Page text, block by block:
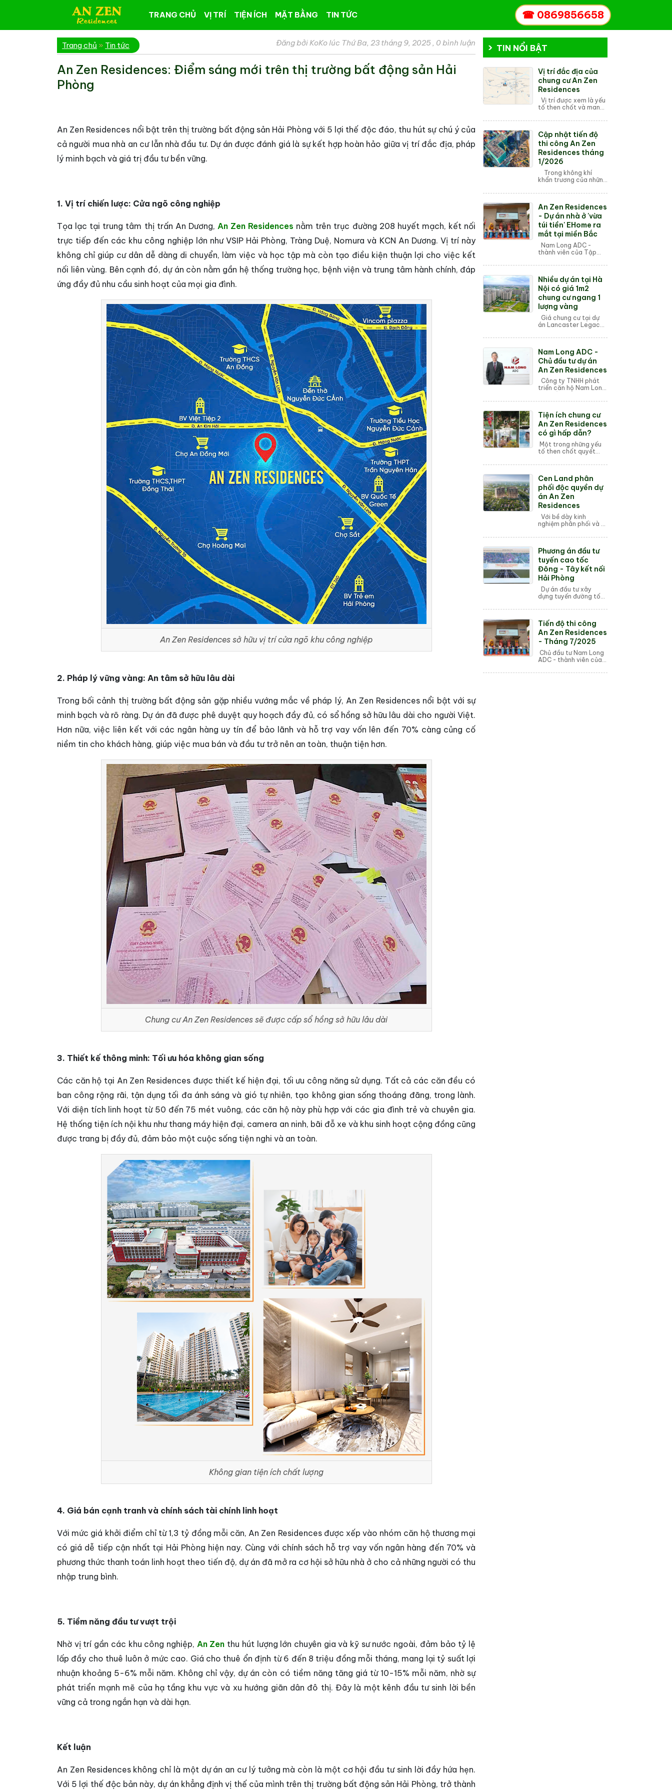
TRANG CHỦ VỊ TRÍ TIỆN ÍCH MẶT BẰNG TIN TỨC ☎ 0869856658
Trang chủ » Tin tức Đăng bởi KoKo lúc Thứ Ba, 23 tháng 9, 2025, 0 bình luận
An Zen Residences: Điểm sáng mới trên thị trường bất động sản Hải
Phòng
An Zen Residences nổi bật trên thị trường bất động sản Hải Phòng với 5 lợi thế độc đáo, thu hút sự chú ý của
cả người mua nhà an cư lẫn nhà đầu tư. Dự án được đánh giá là sự kết hợp hoàn hảo giữa vị trí đắc địa, pháp
lý minh bạch và giá trị đầu tư bền vững.
1. Vị trí chiến lược: Cửa ngõ công nghiệp
Tọa lạc tại trung tâm thị trấn An Dương, An Zen Residences nằm trên trục đường 208 huyết mạch, kết nối
trực tiếp đến các khu công nghiệp lớn như VSIP Hải Phòng, Tràng Duệ, Nomura và KCN An Dương. Vị trí này
không chỉ giúp cư dân dễ dàng di chuyển, làm việc và học tập mà còn tạo điều kiện thuận lợi cho việc kết
nối liên vùng. Bên cạnh đó, dự án còn nằm gần hệ thống trường học, bệnh viện và trung tâm hành chính, đáp
ứng đầy đủ nhu cầu sinh hoạt của mọi gia đình.
An Zen Residences sở hữu vị trí cửa ngõ khu công nghiệp
2. Pháp lý vững vàng: An tâm sở hữu lâu dài
Trong bối cảnh thị trường bất động sản gặp nhiều vướng mắc về pháp lý, An Zen Residences nổi bật với sự
minh bạch và rõ ràng. Dự án đã được phê duyệt quy hoạch đầy đủ, có sổ hồng sở hữu lâu dài cho người Việt.
Hơn nữa, việc liên kết với các ngân hàng uy tín để bảo lãnh và hỗ trợ vay vốn lên đến 70% càng củng cố
niềm tin cho khách hàng, giúp việc mua bán và đầu tư trở nên an toàn, thuận tiện hơn.
Chung cư An Zen Residences sẽ được cấp sổ hồng sở hữu lâu dài
3. Thiết kế thông minh: Tối ưu hóa không gian sống
Các căn hộ tại An Zen Residences được thiết kế hiện đại, tối ưu công năng sử dụng. Tất cả các căn đều có
ban công rộng rãi, tận dụng tối đa ánh sáng và gió tự nhiên, tạo không gian sống thoáng đãng, trong lành.
Với diện tích linh hoạt từ 50 đến 75 mét vuông, các căn hộ này phù hợp với các gia đình trẻ và chuyên gia.
Hệ thống tiện ích nội khu như thang máy hiện đại, camera an ninh, bãi đỗ xe và khu sinh hoạt cộng đồng cũng
được trang bị đầy đủ, đảm bảo một cuộc sống tiện nghi và an toàn.
Không gian tiện ích chất lượng
4. Giá bán cạnh tranh và chính sách tài chính linh hoạt
Với mức giá khởi điểm chỉ từ 1,3 tỷ đồng mỗi căn, An Zen Residences được xếp vào nhóm căn hộ thương mại
có giá dễ tiếp cận nhất tại Hải Phòng hiện nay. Cùng với chính sách hỗ trợ vay vốn ngân hàng đến 70% và
phương thức thanh toán linh hoạt theo tiến độ, dự án đã mở ra cơ hội sở hữu nhà ở cho cả những người có thu
nhập trung bình.
5. Tiềm năng đầu tư vượt trội
Nhờ vị trí gần các khu công nghiệp, An Zen thu hút lượng lớn chuyên gia và kỹ sư nước ngoài, đảm bảo tỷ lệ
lấp đầy cho thuê luôn ở mức cao. Giá cho thuê ổn định từ 6 đến 8 triệu đồng mỗi tháng, mang lại tỷ suất lợi
nhuận khoảng 5-6% mỗi năm. Không chỉ vậy, dự án còn có tiềm năng tăng giá từ 10-15% mỗi năm, nhờ sự
phát triển mạnh mẽ của hạ tầng khu vực và xu hướng giãn dân đô thị. Đây là một kênh đầu tư sinh lời bền
vững cả trong ngắn hạn và dài hạn.
Kết luận
An Zen Residences không chỉ là một dự án an cư lý tưởng mà còn là một cơ hội đầu tư sinh lời đầy hứa hẹn.
Với 5 lợi thế độc bản này, dự án khẳng định vị thế của mình trên thị trường bất động sản Hải Phòng, trở thành
TIN NỔI BẬT
Vị trí đắc địa của
chung cư An Zen
Residences
Vị trí được xem là yếu
tố then chốt và mang
chọn mua một căn hộ
đẹp, tiện ích hiện đại
hay g...
Cập nhật tiến độ
thi công An Zen
Residences tháng
1/2026
Trong không khí
khẩn trương của những
dự án An Zen
phía Tây Hải Phòng
đang ghi nhận những
bước t...
An Zen Residences
- Dự án nhà ở 'vừa
túi tiền' EHome ra
mắt tại miền Bắc
Nam Long ADC -
thành viên của Tập
thức ra mắt dự án bất
Residences tại Hải
Phòng. Đây là dự án
EHome ...
Nhiều dự án tại Hà
Nội có giá 1m2
chung cư ngang 1
lượng vàng
Giá chung cư tại dự
án Lancaster Legacy
đồng/m2, Heritage
đồng/m2, Vinhomes
Global Gate 130 triệu...
Nam Long ADC -
Chủ đầu tư dự án
An Zen Residences
Công ty TNHH phát
triển căn hộ Nam Long
ADC) ra đời vào ngày
đầu tư 300 tỷ đồng,
bắt nguồn từ ý tư...
Tiện ích chung cư
An Zen Residences
có gì hấp dẫn?
Một trong những yếu
tố then chốt quyết
sống tại chung cư
ích đi kèm. Tiện ích
chung cư không ch...
Cen Land phân
phối độc quyền dự
án An Zen
Residences
Với bề dày kinh
nghiệm phân phối và vị
trường miền Bắc, Cen
ADC lựa chọn trở
thành đối tác chiến lư...
Phương án đầu tư
tuyến cao tốc
Đông - Tây kết nối
Hải Phòng
Dự án đầu tư xây
dựng tuyến đường tốc
Tây TP Hải Phòng có
đầu tư 19.129 tỷ đồng.
Mới đây, lãn...
Tiến độ thi công
An Zen Residences
- Tháng 7/2025
Chủ đầu tư Nam Long
ADC - thành viên của
chính thức ra mắt dự